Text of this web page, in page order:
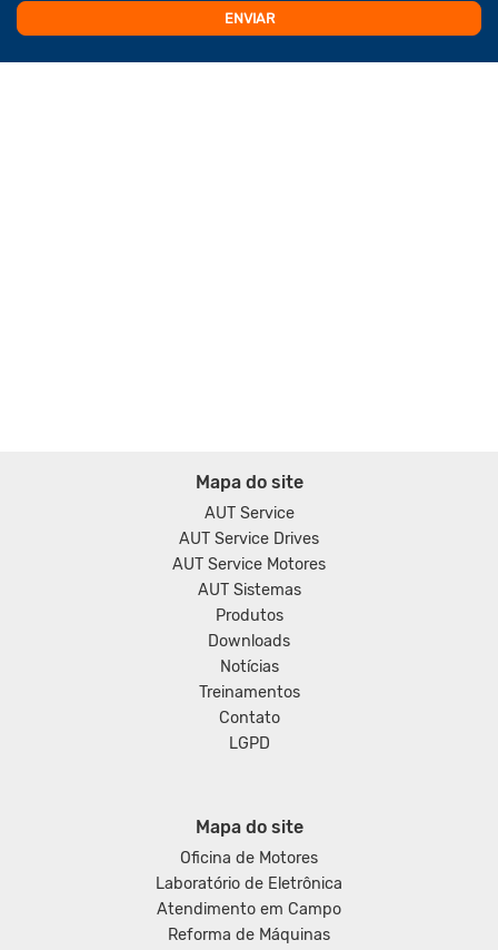
ENVIAR
Mapa do site
AUT Service
AUT Service Drives
AUT Service Motores
AUT Sistemas
Produtos
Downloads
Notícias
Treinamentos
Contato
LGPD
Mapa do site
Oficina de Motores
Laboratório de Eletrônica
Atendimento em Campo
Reforma de Máquinas